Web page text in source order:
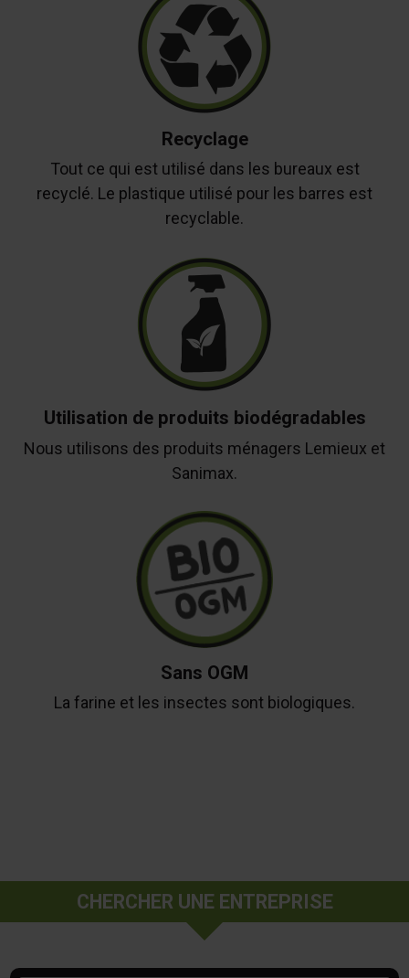
Recyclage
Tout ce qui est utilisé dans les bureaux est
recyclé. Le plastique utilisé pour les barres est
recyclable.
Utilisation de produits biodégradables
Nous utilisons des produits ménagers Lemieux et
Sanimax.
Sans OGM
La farine et les insectes sont biologiques.
CHERCHER UNE ENTREPRISE